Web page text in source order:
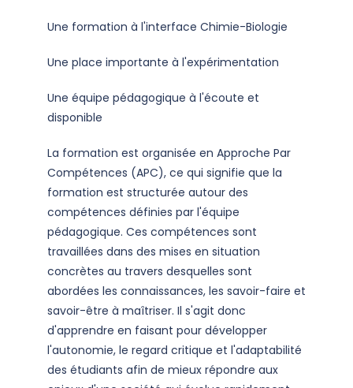
Une formation à l'interface Chimie-Biologie
Une place importante à l'expérimentation
Une équipe pédagogique à l'écoute et
disponible
La formation est organisée en Approche Par
Compétences (APC), ce qui signifie que la
formation est structurée autour des
compétences définies par l'équipe
pédagogique. Ces compétences sont
travaillées dans des mises en situation
concrètes au travers desquelles sont
abordées les connaissances, les savoir-faire et
savoir-être à maîtriser. Il s'agit donc
d'apprendre en faisant pour développer
l'autonomie, le regard critique et l'adaptabilité
des étudiants afin de mieux répondre aux